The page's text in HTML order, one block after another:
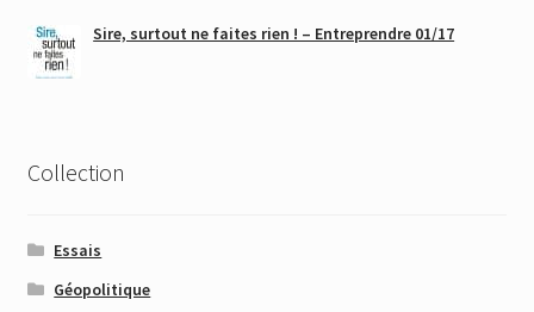
Sire, surtout ne faites rien ! – Entreprendre 01/17
Collection
Essais
Géopolitique